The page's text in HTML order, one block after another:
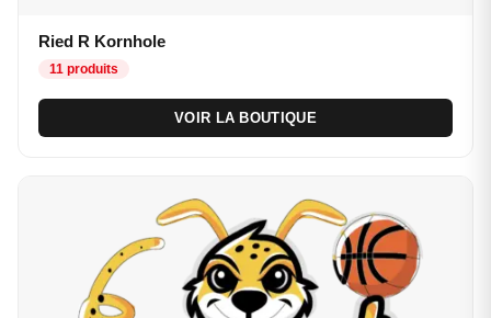
Ried R Kornhole
11 produits
VOIR LA BOUTIQUE